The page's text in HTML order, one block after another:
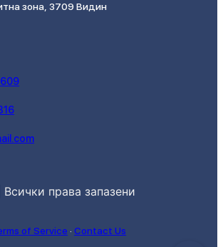
зона, 3709 Видин
права запазени
of Service · Contact Us